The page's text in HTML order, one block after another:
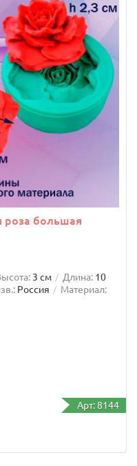
роза большая
3 см Длина: 10
Россия
Материал:
Арт: 8144